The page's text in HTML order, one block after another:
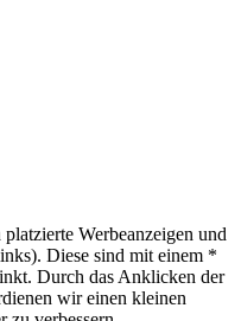
Werbeanzeigen und
Diese sind mit einem *
Durch das Anklicken der
wir einen kleinen